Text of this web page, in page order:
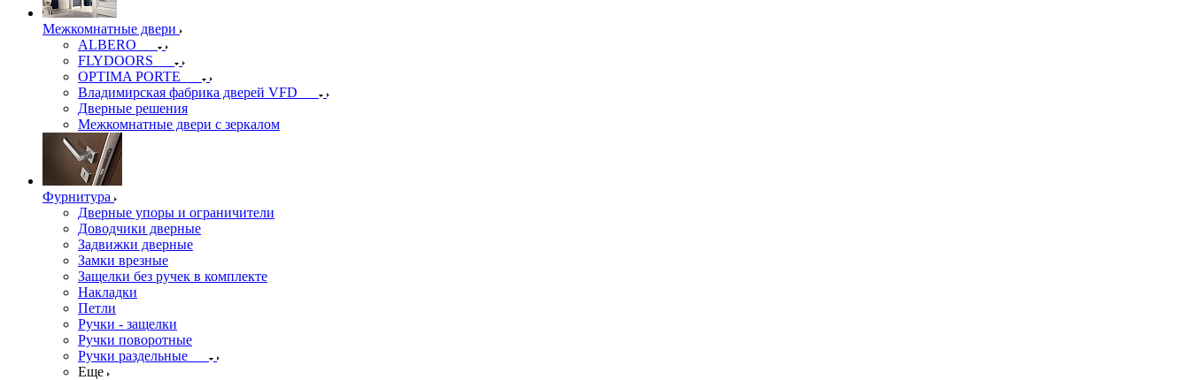
Межкомнатные двери
ALBERO
FLYDOORS
OPTIMA PORTE
Владимирская фабрика дверей VFD
Дверные решения
Межкомнатные двери c зеркалом
Фурнитура
Дверные упоры и ограничители
Доводчики дверные
Задвижки дверные
Замки врезные
Защелки без ручек в комплекте
Накладки
Петли
Ручки - защелки
Ручки поворотные
Ручки раздельные
Еще